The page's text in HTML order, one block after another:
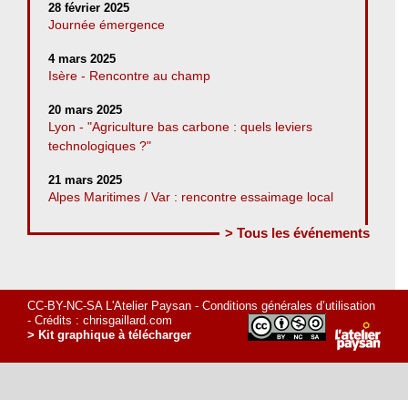
28 février 2025
Journée émergence
4 mars 2025
Isère - Rencontre au champ
20 mars 2025
Lyon - "Agriculture bas carbone : quels leviers
technologiques ?"
21 mars 2025
Alpes Maritimes / Var : rencontre essaimage local
> Tous les événements
CC-BY-NC-SA L'Atelier Paysan - Conditions générales d’utilisation
- Crédits : chrisgaillard.com
> Kit graphique à télécharger